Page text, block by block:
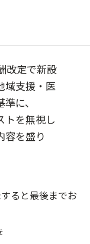
改定で新設
域支援・医
に、
トを無視し
容を盛り
ると最後までお